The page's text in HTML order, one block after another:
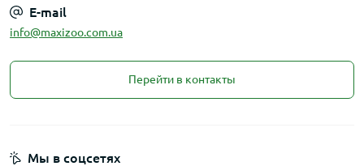
E-mail
info@maxizoo.com.ua
Перейти в контакты
Мы в соцсетях